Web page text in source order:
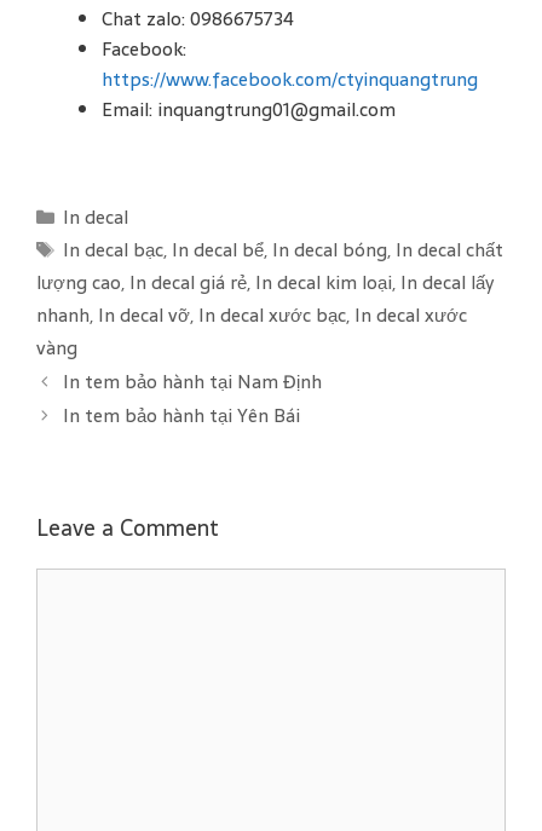
Chat zalo: 0986675734
Facebook:
https://www.facebook.com/ctyinquangtrung
Email: inquangtrung01@gmail.com
C
a
t
e
o
r
i
In decal
T
a
g
s
In decal bạc, In decal bể, In decal bóng, In decal chất
lượng cao, In decal giá rẻ, In decal kim loại, In decal lấy
nhanh, In decal vỡ, In decal xước bạc, In decal xước
vàng
In tem bảo hành tại Nam Định
In tem bảo hành tại Yên Bái
Leave a Comment